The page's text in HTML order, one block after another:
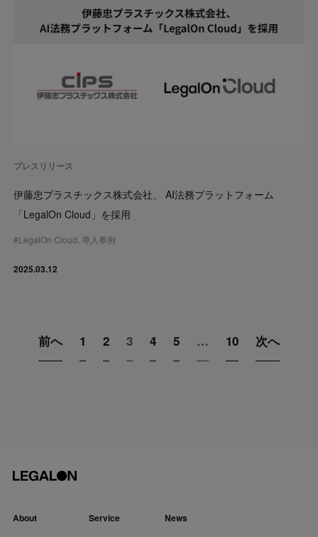
プレスリリース
伊藤忠プラスチックス株式会社、 AI法務プラットフォーム
「LegalOn Cloud」を採用
#LegalOn Cloud 導入事例
2025.03.12
前へ 1 2 3 4 5 … 10 次へ
About Service News